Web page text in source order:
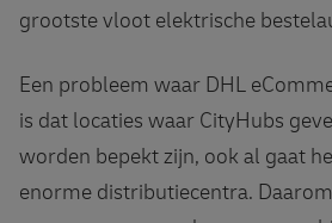
grootste vloot elektrische
Een probleem waar DHL
is dat locaties waar CityHubs
worden bepekt zijn, ook al gaat
enorme distributiecentra.